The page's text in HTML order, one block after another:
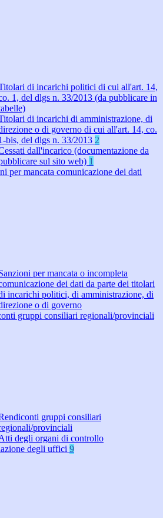
di incarichi politici di cui all'art. 14,
1, del dlgs n. 33/2013 (da pubblicare in
di incarichi di amministrazione, di
o di governo di cui all'art. 14, co.
bis, del dlgs n. 33/2013 2
dall'incarico (documentazione da
sul sito web) 1
per mancata comunicazione dei dati
per mancata o incompleta
dei dati da parte dei titolari
incarichi politici, di amministrazione, di
o di governo
gruppi consiliari regionali/provinciali
gruppi consiliari
provinciali
degli organi di controllo
degli uffici 9